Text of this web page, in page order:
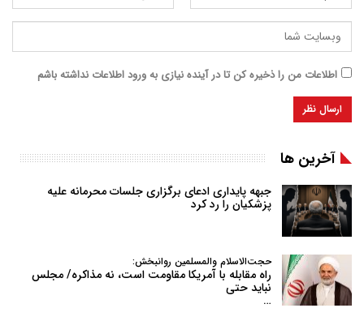
اطلاعات من را ذخیره کن تا در آینده نیازی به ورود اطلاعات نداشته باشم
آخرین ها
جبهه پایداری ادعای برگزاری جلسات محرمانه علیه
پزشکیان را رد کرد
حجت‌الاسلام والمسلمین روانبخش:
راه مقابله با آمریکا مقاومت است، نه مذاکره/ مجلس
نباید حتی
…